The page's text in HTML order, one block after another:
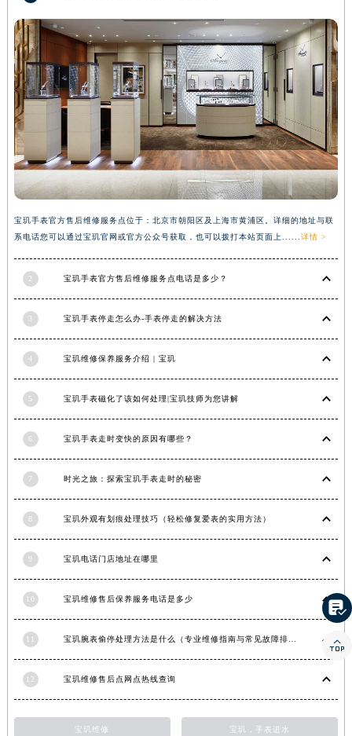
宝玑手表官方售后维修服务点位于：北京市朝阳区及上海市黄浦区。详细的地址与联
系电话您可以通过宝玑官网或官方公众号获取，也可以拨打本站页面上...... 详情 >
2 宝玑手表官方售后维修服务点电话是多少？
3 宝玑手表停走怎么办-手表停走的解决方法
4 宝玑维修保养服务介绍 | 宝玑
5 宝玑手表磁化了该如何处理|宝玑技师为您讲解
6 宝玑手表走时变快的原因有哪些？
7 时光之旅：探索宝玑手表走时的秘密
8 宝玑外观有划痕处理技巧（轻松修复爱表的实用方法）
9 宝玑电话门店地址在哪里
10 宝玑维修售后保养服务电话是多少
11
12 宝玑维修售后点网点热线查询
宝玑维修 宝玑，手表进水

